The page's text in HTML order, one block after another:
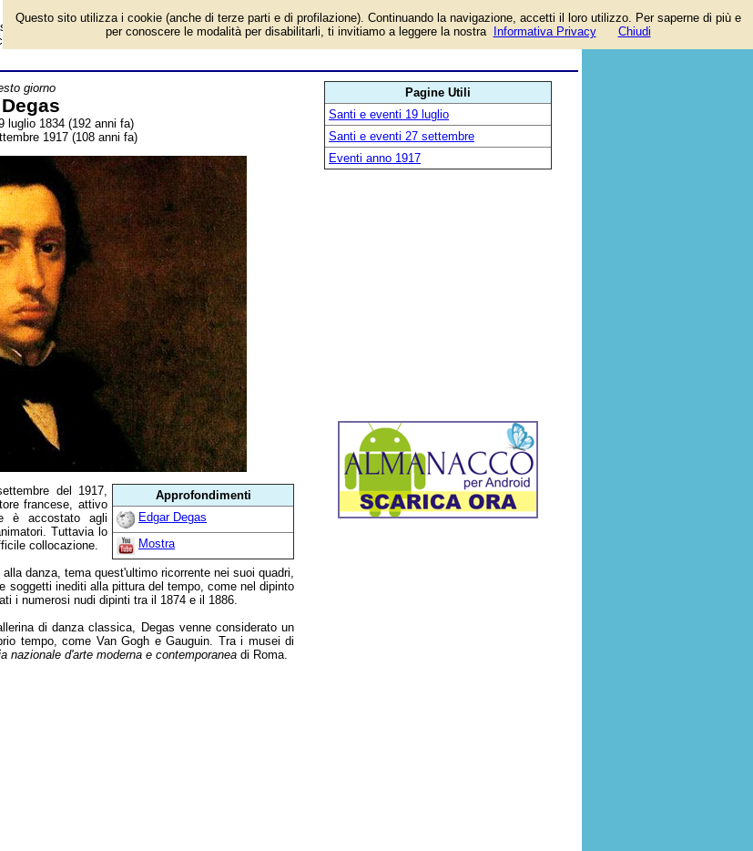
dove è nato, cosa ha fatto Edgar Degas, pittore e scultore
giorno
luglio 1834 (192 anni fa)
1917 (108 anni fa)
Approfondimenti
Edgar Degas
Mostra
del 1917,
francese, attivo
è accostato agli
Tuttavia lo
collocazione.
danza, tema quest'ultimo ricorrente nei suoi quadri,
soggetti inediti alla pittura del tempo, come nel dipinto
i numerosi nudi dipinti tra il 1874 e il 1886.
di danza classica, Degas venne considerato un
tempo, come Van Gogh e Gauguin. Tra i musei di
nazionale d'arte moderna e contemporanea di Roma.
Pagine Utili
Santi e eventi 19 luglio
Santi e eventi 27 settembre
Eventi anno 1917
Questo sito utilizza i cookie (anche di terze parti e di profilazione). Continuando la navigazione, accetti il loro utilizzo. Per saperne di più e
per conoscere le modalità per disabilitarli, ti invitiamo a leggere la nostra
Informativa Privacy Chiudi